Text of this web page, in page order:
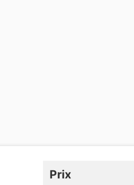
Prix